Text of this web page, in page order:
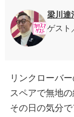
梁川達
ゲスト
リンクローバ
スペアで無地
その日の気分